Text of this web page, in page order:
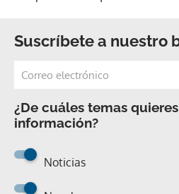
Suscríbete a nuestro
¿De cuáles temas
información?
Noticias